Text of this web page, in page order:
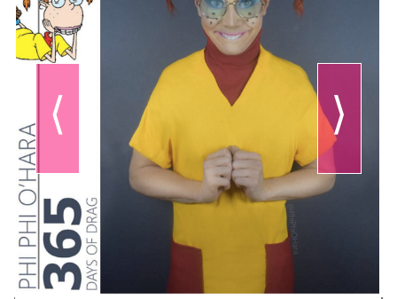
⟨ ⟩